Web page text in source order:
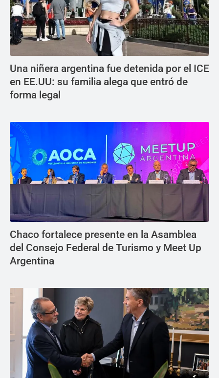
Una niñera argentina fue detenida por el ICE
en EE.UU: su familia alega que entró de
forma legal
Chaco fortalece presente en la Asamblea
del Consejo Federal de Turismo y Meet Up
Argentina